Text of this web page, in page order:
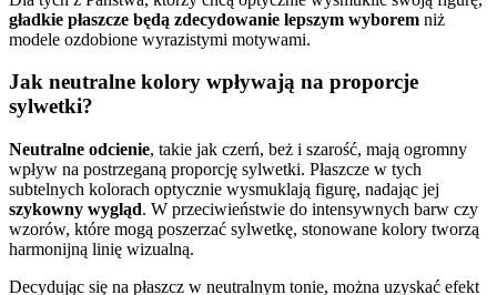
gładkie płaszcze będą zdecydowanie lepszym wyborem niż
modele ozdobione wyrazistymi motywami.
Jak neutralne kolory wpływają na proporcje
sylwetki?
Neutralne odcienie, takie jak czerń, beż i szarość, mają ogromny
wpływ na postrzeganą proporcję sylwetki. Płaszcze w tych
subtelnych kolorach optycznie wysmuklają figurę, nadając jej
szykowny wygląd. W przeciwieństwie do intensywnych barw czy
wzorów, które mogą poszerzać sylwetkę, stonowane kolory tworzą
harmonijną linię wizualną.
Decydując się na płaszcz w neutralnym tonie, można uzyskać efekt